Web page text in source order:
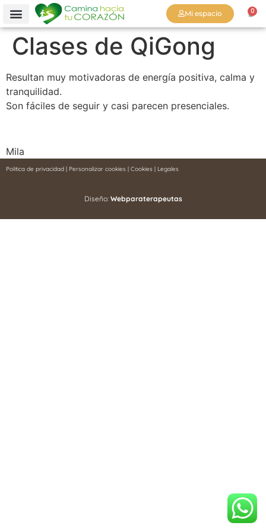
Mi espacio 0
Clases de QiGong
Resultan muy motivadoras de energía positiva, calma y
tranquilidad.
Son fáciles de seguir y casi parecen presenciales.
Mila
Politica de privacidad Personalizar cookies Cookies Legales
Diseño: Webparaterapeutas